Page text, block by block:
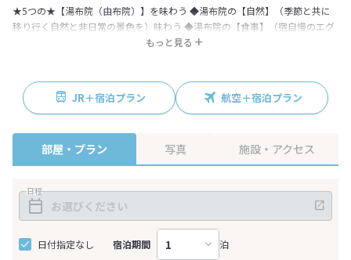
もっと見る
★5つの★【湯布院（由布院）】を味わう ◆湯布院の【自然】（季節と共に
移り行く自然と非日常の景色を）味わう ◆湯布院の【食事】（宿自慢のエグ
ゼクティブバイキングを豪快に）味わう ◆湯布院の【温泉】（秀峰 由布岳を
「お茶」や「コーヒー」を）味わう
JR＋宿泊プラン 航空＋宿泊プラン
部屋・プラン 写真 施設・アクセス
日程
日付指定なし 宿泊期間 泊